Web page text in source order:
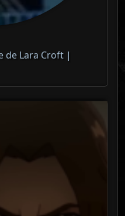
de Lara Croft |